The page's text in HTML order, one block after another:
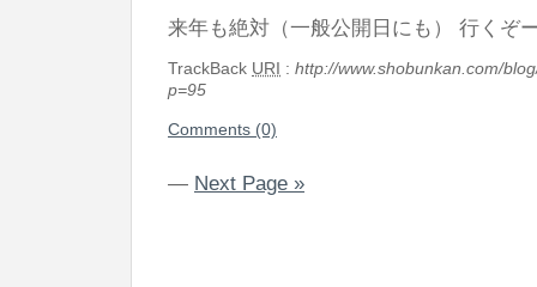
来年も絶対（一般公開日にも） 行くぞ
TrackBack URI : http://www.shobunkan.com/
p=95
Comments (0)
— Next Page »